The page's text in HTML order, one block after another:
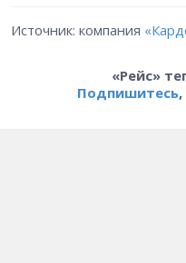
Источник: компания
«Рейс»
Подпишитесь,